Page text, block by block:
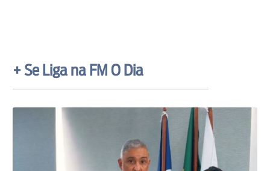
+ Se Liga na FM O Dia